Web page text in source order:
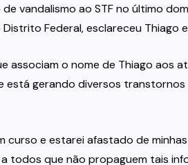
vandalismo ao STF no último
Federal, esclareceu Thiago
associam o nome de Thiago aos
está gerando diversos transtornos
curso e estarei afastado de
todos que não propaguem tais